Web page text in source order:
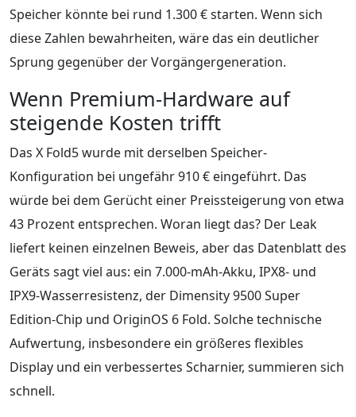
Speicher könnte bei rund 1.300 € starten. Wenn sich
diese Zahlen bewahrheiten, wäre das ein deutlicher
Sprung gegenüber der Vorgängergeneration.
Wenn Premium-Hardware auf
steigende Kosten trifft
Das X Fold5 wurde mit derselben Speicher-
Konfiguration bei ungefähr 910 € eingeführt. Das
würde bei dem Gerücht einer Preissteigerung von etwa
43 Prozent entsprechen. Woran liegt das? Der Leak
liefert keinen einzelnen Beweis, aber das Datenblatt des
Geräts sagt viel aus: ein 7.000-mAh-Akku, IPX8- und
IPX9-Wasserresistenz, der Dimensity 9500 Super
Edition-Chip und OriginOS 6 Fold. Solche technische
Aufwertung, insbesondere ein größeres flexibles
Display und ein verbessertes Scharnier, summieren sich
schnell.